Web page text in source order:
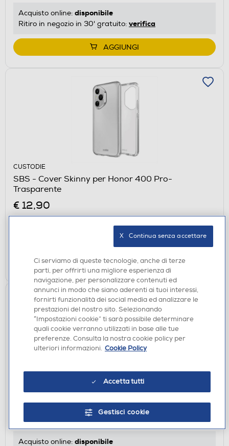
Acquisto online: disponibile
Ritiro in negozio in 30' gratuito: verifica
AGGIUNGI
CUSTODIE
SBS - Cover Skinny per Honor 400 Pro-
Trasparente
€ 12,90
Ritiro in negozio in 30' gratuito: verifica
AGGIUNGI
SBS - Cover Skinny per Samsung Galaxy A27-
Trasparente
€ 9,90
Acquisto online: disponibile
Ci serviamo di queste tecnologie, anche di terze
parti, per offrirti una migliore esperienza di
navigazione, per personalizzare contenuti ed
annunci in modo che siano aderenti ai tuoi interessi,
fornirti funzionalità dei social media ed analizzare le
prestazioni del nostro sito. Selezionando
“Impostazioni cookie” ti sarà possibile determinare
quali cookie verranno utilizzati in base alle tue
preferenze. Consulta la nostra cookie policy per
ulteriori informazioni. Cookie Policy
Accetta tutti
Gestisci cookie
X   Continua senza accettare